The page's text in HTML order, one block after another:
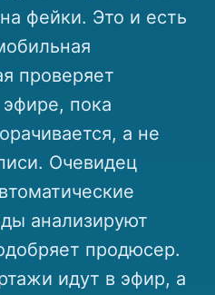
фейки. Это и есть
проверяет
пока
а не
Очевидец
анализируют
продюсер.
идут в эфир, а